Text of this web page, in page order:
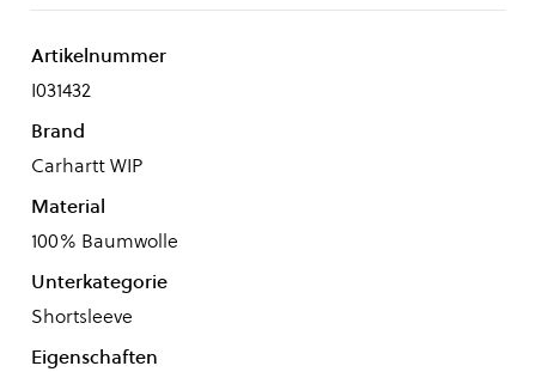
Artikelnummer
I031432
Brand
Carhartt WIP
Material
100% Baumwolle
Unterkategorie
Shortsleeve
Eigenschaften